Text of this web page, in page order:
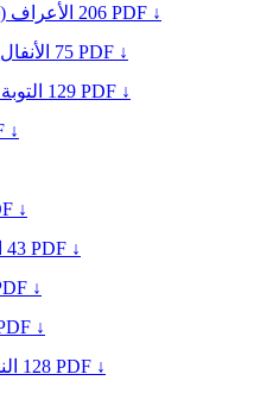
الأعراف 206 PDF ↓
الأنفال 75 PDF ↓
التوبة 129 PDF ↓
↓
↓
43 PDF ↓
↓
↓
128 PDF ↓